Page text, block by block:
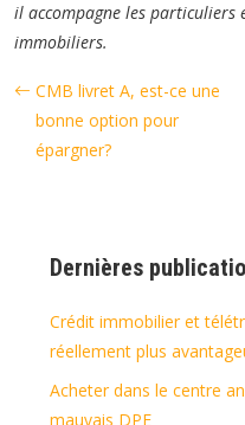
il accompagne les particuliers
immobiliers.
CMB livret A, est-ce une
bonne option pour
épargner?
Dernières
Crédit immobilier et
réellement plus
Acheter dans le centre
mauvais DPE